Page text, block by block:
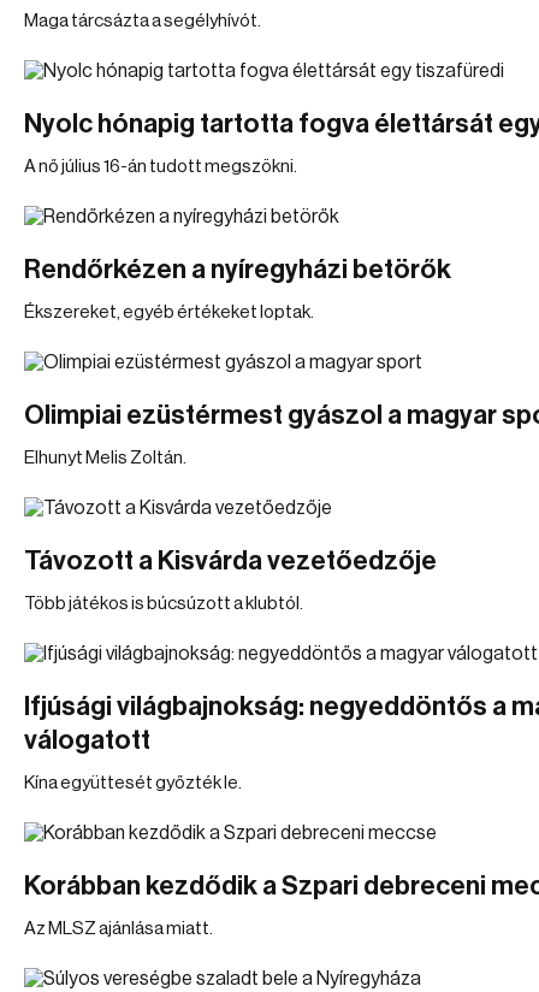
Maga tárcsázta a segélyhívót.
Nyolc hónapig tartotta fogva élettársát
A nő július 16-án tudott megszökni.
Rendőrkézen a nyíregyházi betörők
Ékszereket, egyéb értékeket loptak.
Olimpiai ezüstérmest gyászol a magyar
Elhunyt Melis Zoltán.
Távozott a Kisvárda vezetőedzője
Több játékos is búcsúzott a klubtól.
Ifjúsági világbajnokság: negyeddöntős a
válogatott
Kína együttesét győzték le.
Korábban kezdődik a Szpari debreceni
Az MLSZ ajánlása miatt.